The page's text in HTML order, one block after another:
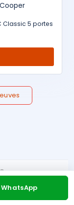
Cooper
Classic 5 portes
WhatsApp
Maroc